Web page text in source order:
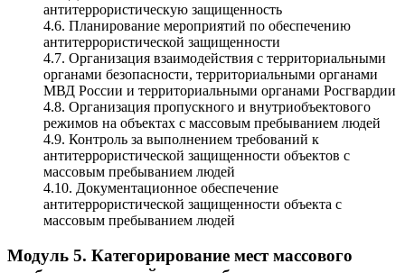
антитеррористическую защищенность
4.6. Планирование мероприятий по обеспечению
антитеррористической защищенности
4.7. Организация взаимодействия с территориальными
органами безопасности, территориальными органами
МВД России и территориальными органами Росгвардии
4.8. Организация пропускного и внутриобъектового
режимов на объектах с массовым пребыванием людей
4.9. Контроль за выполнением требований к
антитеррористической защищенности объектов с
массовым пребыванием людей
4.10. Документационное обеспечение
антитеррористической защищенности объекта с
массовым пребыванием людей
Модуль 5. Категорирование мест массового